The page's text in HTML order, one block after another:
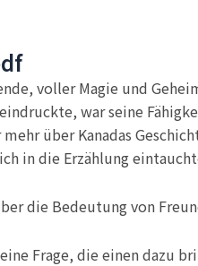
voller Magie und
war seine
über Kanadas
in die Erzählung
die Bedeutung von
Frage, die einen dazu